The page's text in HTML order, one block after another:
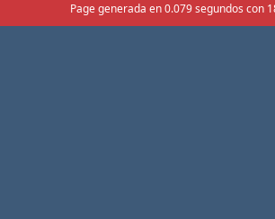
Page generada en 0.079 segundos con